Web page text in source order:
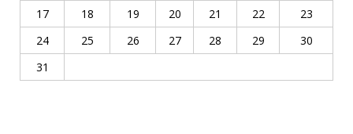
17
18 19 20 21 22
23
24
25 26 27 28 29
30
31